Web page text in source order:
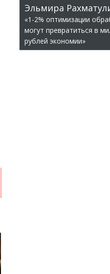
Эльмира
«1-2% оптимизации
могут превратиться в
рублей экономии»